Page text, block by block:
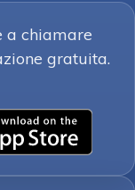
a chiamare
gratuita.